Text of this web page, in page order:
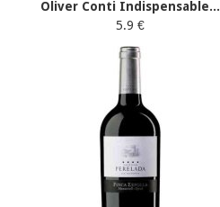
Oliver Conti Indispensable...
5.9 €